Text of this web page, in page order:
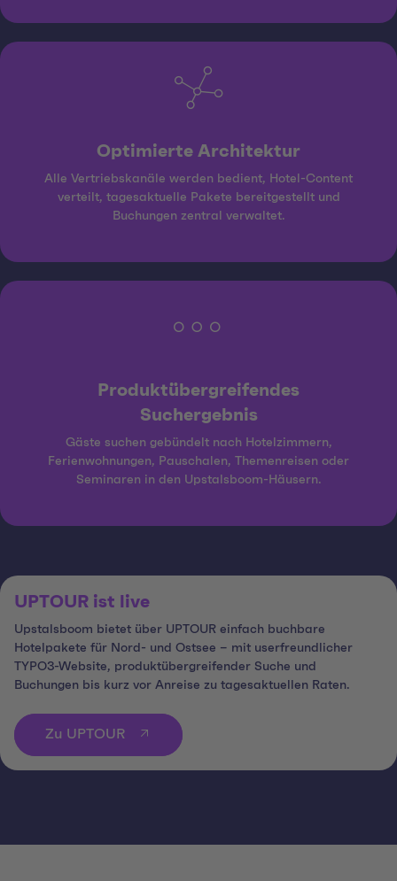
Optimierte Architektur
Alle Vertriebskanäle werden bedient, Hotel-Content
verteilt, tagesaktuelle Pakete bereitgestellt und
Buchungen zentral verwaltet.
Produktübergreifendes
Suchergebnis
Gäste suchen gebündelt nach Hotelzimmern,
Ferienwohnungen, Pauschalen, Themenreisen oder
Seminaren in den Upstalsboom-Häusern.
UPTOUR ist live
Upstalsboom bietet über UPTOUR einfach buchbare
Hotelpakete für Nord- und Ostsee – mit userfreundlicher
TYPO3-Website, produktübergreifender Suche und
Buchungen bis kurz vor Anreise zu tagesaktuellen Raten.
Zu UPTOUR